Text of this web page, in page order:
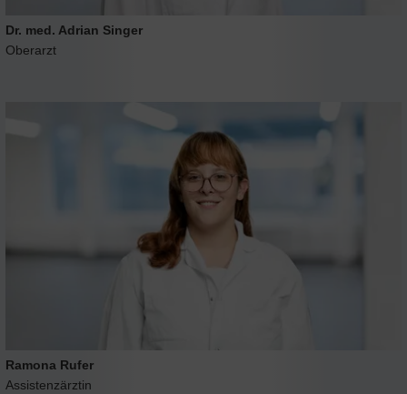
Dr. med. Adrian Singer
Oberarzt
Ramona Rufer
Assistenzärztin